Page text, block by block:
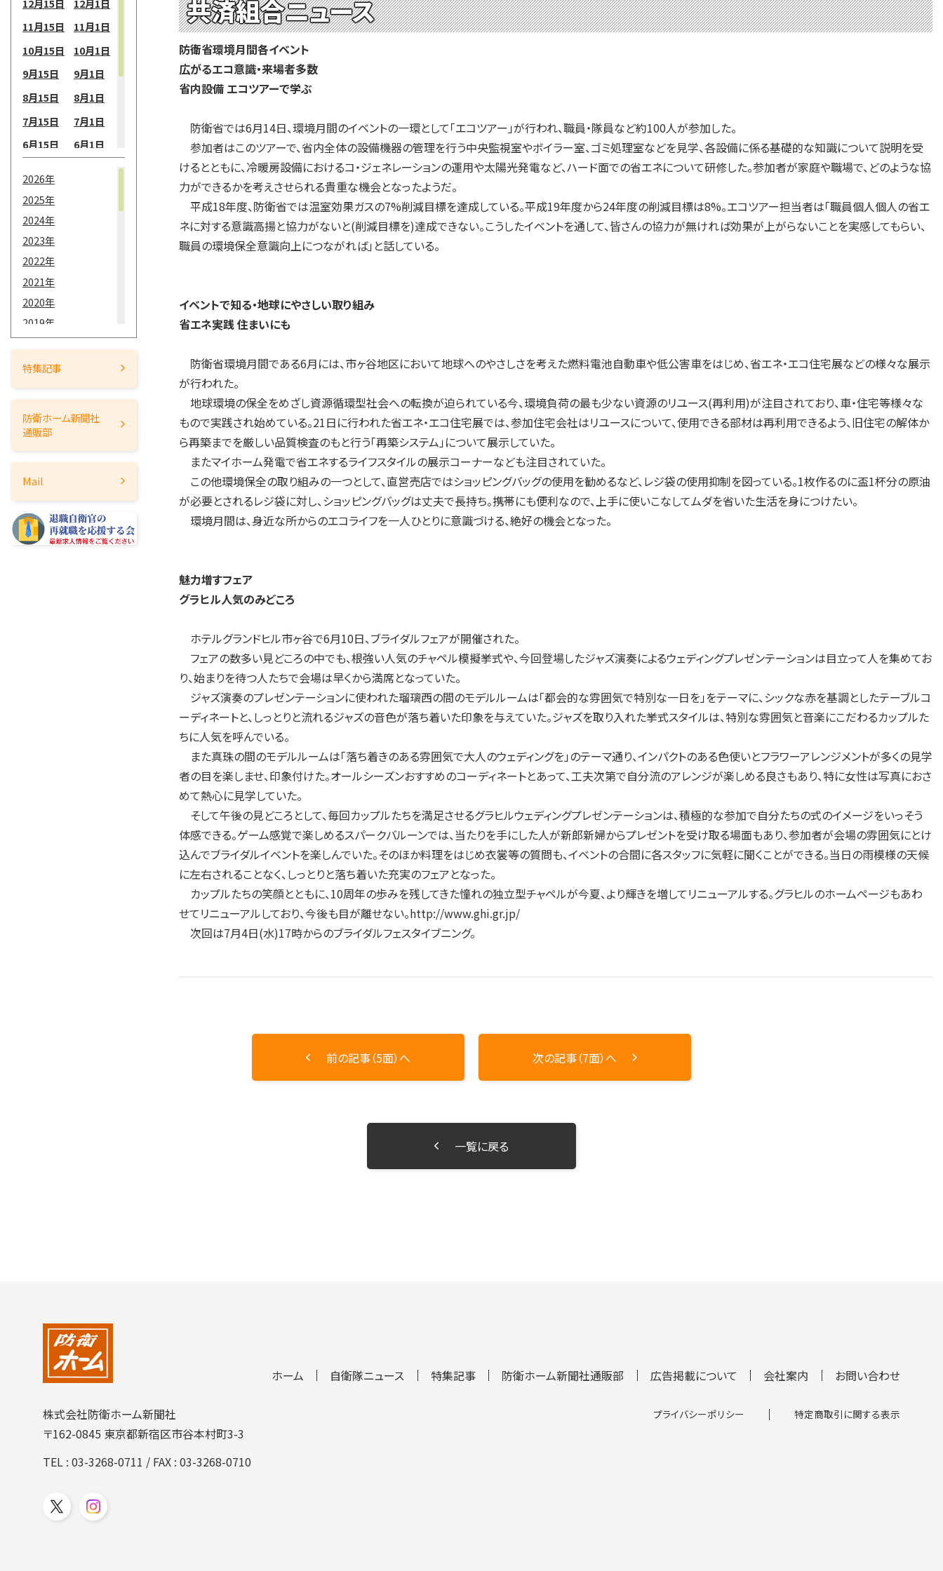
11月15日
11月1日
10月15日
10月1日
9月15日
9月1日
8月15日
8月1日
7月15日
7月1日
6月15日
6月1日
3月15日
2月15日
1月15日
2026年
2025年
2024年
2023年
2022年
2021年
2020年
2019年
2018年
2017年
2014年
2012年
2011年
2009年
2008年
特集記事
防衛ホーム新聞社
通販部
Mail
共済組合ニュース
防衛省環境月間各イベント
広がるエコ意識・来場者多数
省内設備 エコツアーで学ぶ
防衛省では6月14日、環境月間のイベントの一環として「エコツアー」が行われ、職員・隊員など約100人が参加した。
参加者はこのツアーで、省内全体の設備機器の管理を行う中央監視室やボイラー室、ゴミ処理室などを見学、各設備に係る基礎的な知識について説明を受
けるとともに、冷暖房設備におけるコ・ジェネレーションの運用や太陽光発電など、ハード面での省エネについて研修した。参加者が家庭や職場で、どのような協
力ができるかを考えさせられる貴重な機会となったようだ。
平成18年度、防衛省では温室効果ガスの7%削減目標を達成している。平成19年度から24年度の削減目標は8%。エコツアー担当者は「職員個人個人の省エ
ネに対する意識高揚と協力がないと(削減目標を)達成できない。こうしたイベントを通して、皆さんの協力が無ければ効果が上がらないことを実感してもらい、
職員の環境保全意識向上につながれば」と話している。
イベントで知る・地球にやさしい取り組み
省エネ実践 住まいにも
防衛省環境月間である6月には、市ヶ谷地区において地球へのやさしさを考えた燃料電池自動車や低公害車をはじめ、省エネ・エコ住宅展などの様々な展示
が行われた。
地球環境の保全をめざし資源循環型社会への転換が迫られている今、環境負荷の最も少ない資源のリユース(再利用)が注目されており、車・住宅等様々な
もので実践され始めている。21日に行われた省エネ・エコ住宅展では、参加住宅会社はリユースについて、使用できる部材は再利用できるよう、旧住宅の解体か
ら再築までを厳しい品質検査のもと行う「再築システム」について展示していた。
またマイホーム発電で省エネするライフスタイルの展示コーナーなども注目されていた。
この他環境保全の取り組みの一つとして、直営売店ではショッピングバッグの使用を勧めるなど、レジ袋の使用抑制を図っている。1枚作るのに盃1杯分の原油
が必要とされるレジ袋に対し、ショッピングバッグは丈夫で長持ち。携帯にも便利なので、上手に使いこなしてムダを省いた生活を身につけたい。
環境月間は、身近な所からのエコライフを一人ひとりに意識づける、絶好の機会となった。
魅力増すフェア
グラヒル人気のみどころ
ホテルグランドヒル市ヶ谷で6月10日、ブライダルフェアが開催された。
フェアの数多い見どころの中でも、根強い人気のチャペル模擬挙式や、今回登場したジャズ演奏によるウェディングプレゼンテーションは目立って人を集めてお
り、始まりを待つ人たちで会場は早くから満席となっていた。
ジャズ演奏のプレゼンテーションに使われた瑠璃西の間のモデルルームは「都会的な雰囲気で特別な一日を」をテーマに、シックな赤を基調としたテーブルコ
ーディネートと、しっとりと流れるジャズの音色が落ち着いた印象を与えていた。ジャズを取り入れた挙式スタイルは、特別な雰囲気と音楽にこだわるカップルた
ちに人気を呼んでいる。
また真珠の間のモデルルームは「落ち着きのある雰囲気で大人のウェディングを」のテーマ通り、インパクトのある色使いとフラワーアレンジメントが多くの見学
者の目を楽しませ、印象付けた。オールシーズンおすすめのコーディネートとあって、工夫次第で自分流のアレンジが楽しめる良さもあり、特に女性は写真におさ
めて熱心に見学していた。
そして午後の見どころとして、毎回カップルたちを満足させるグラヒルウェディングプレゼンテーションは、積極的な参加で自分たちの式のイメージをいっそう
体感できる。ゲーム感覚で楽しめるスパークバルーンでは、当たりを手にした人が新郎新婦からプレゼントを受け取る場面もあり、参加者が会場の雰囲気にとけ
込んでブライダルイベントを楽しんでいた。そのほか料理をはじめ衣裳等の質問も、イベントの合間に各スタッフに気軽に聞くことができる。当日の雨模様の天候
に左右されることなく、しっとりと落ち着いた充実のフェアとなった。
カップルたちの笑顔とともに、10周年の歩みを残してきた憧れの独立型チャペルが今夏、より輝きを増してリニューアルする。グラヒルのホームページもあわ
せてリニューアルしており、今後も目が離せない。http://www.ghi.gr.jp/
次回は7月4日(水)17時からのブライダルフェスタイブニング。
前の記事（5面）へ 次の記事（7面）へ
一覧に戻る
株式会社防衛ホーム新聞社
〒162-0845 東京都新宿区市谷本村町3-3
TEL :03-3268-0711 / FAX : 03-3268-0710
ホーム 自衛隊ニュース 特集記事 防衛ホーム新聞社通販部 広告掲載について 会社案内 お問い合わせ
プライバシーポリシー 特定商取引に関する表示